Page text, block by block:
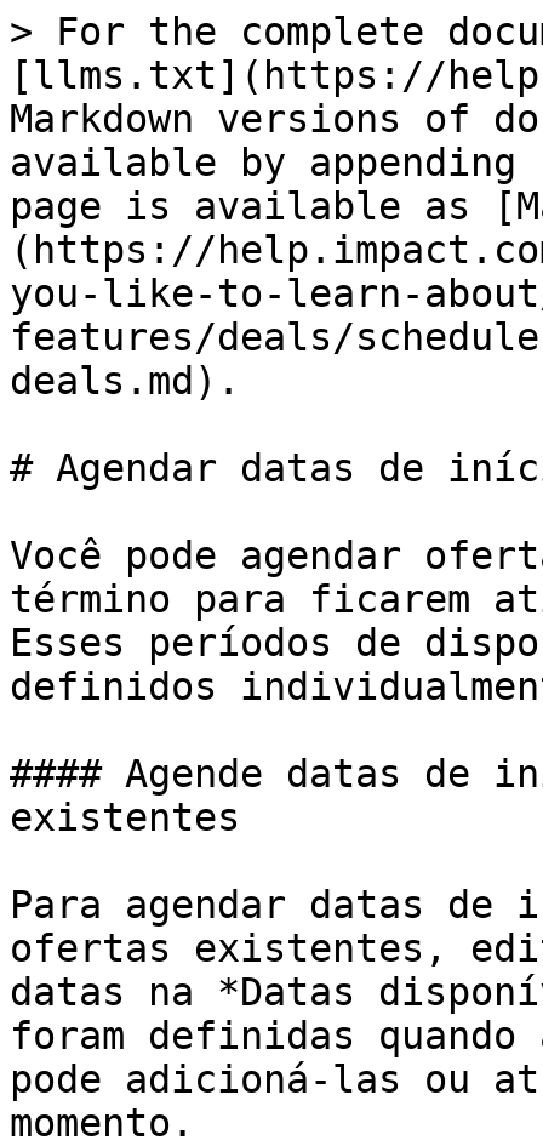
> For the complete
[llms.txt](https://
Markdown versions of
available by
page is available as
(https://
you-like-to-learn-
features/deals/
deals.md).
# Agendar datas de
Você pode agendar
término para ficarem
Esses períodos de
definidos
#### Agende datas de
existentes
Para agendar datas
ofertas existentes,
datas na *Datas
foram definidas
pode adicioná-las ou
momento.